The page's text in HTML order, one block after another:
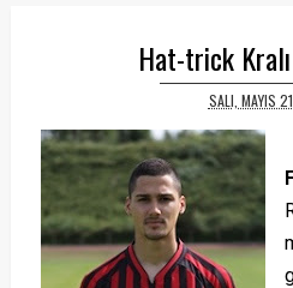
Hat-trick
SALI, MAYIS